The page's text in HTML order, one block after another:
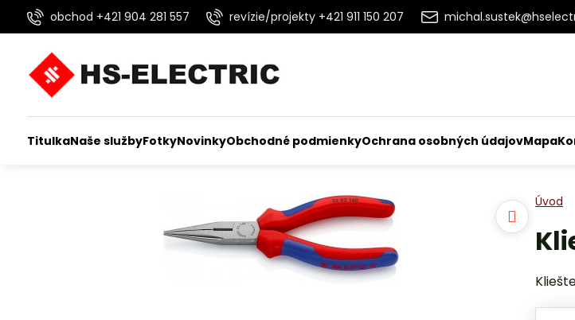
obchod +421 904 281 557 revízie/projekty +421 911 150 207
TitulkaNaše službyFotkyNovinkyObchodné podmienkyOchrana osobných údajovMapa
Úvod